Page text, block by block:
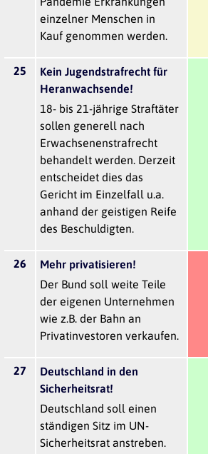
einzelner Menschen in
Kauf genommen werden.
25
Kein Jugendstrafrecht für
Heranwachsende!
18- bis 21-jährige Straftäter
sollen generell nach
Erwachsenenstrafrecht
behandelt werden. Derzeit
entscheidet dies das
Gericht im Einzelfall u.a.
anhand der geistigen Reife
des Beschuldigten.
26
Mehr privatisieren!
Der Bund soll weite Teile
der eigenen Unternehmen
wie z.B. der Bahn an
Privatinvestoren verkaufen.
27
Deutschland in den
Sicherheitsrat!
Deutschland soll einen
ständigen Sitz im UN-
Sicherheitsrat anstreben.